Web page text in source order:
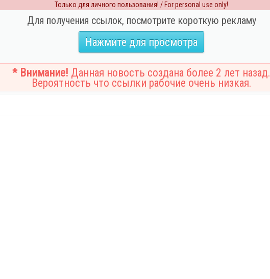
Только для личного пользования! / For personal use only!
Для получения ссылок, посмотрите короткую рекламу
Нажмите для просмотра
* Внимание! Данная новость создана более 2 лет назад.
Вероятность что ссылки рабочие очень низкая.